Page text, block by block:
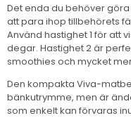
Det enda du behöver
att para ihop tillbehörets
Använd hastighet 1 för att
degar. Hastighet 2 är
smoothies och mycket
Den kompakta Viva-
bänkutrymme, men är
som enkelt kan förvaras